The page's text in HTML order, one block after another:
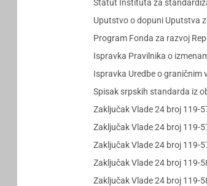
Statut Instituta za
Uputstvo o dopuni Uputstva
Program Fonda za razvoj
Ispravka Pravilnika o
Ispravka Uredbe o graničnim
Spisak srpskih standarda iz
Zaključak Vlade 24 broj 119-
Zaključak Vlade 24 broj 119-
Zaključak Vlade 24 broj 119-
Zaključak Vlade 24 broj 119-
Zaključak Vlade 24 broj 119-